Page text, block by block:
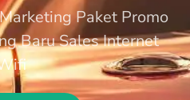
Paket Promo
Baru Sales Internet